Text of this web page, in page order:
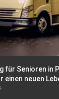
für Senioren in
einen neuen